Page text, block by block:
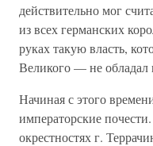
действительно мог
из всех германских
руках такую власть,
Великого — не обладал
Начиная с этого
императорские
окрестностях г.